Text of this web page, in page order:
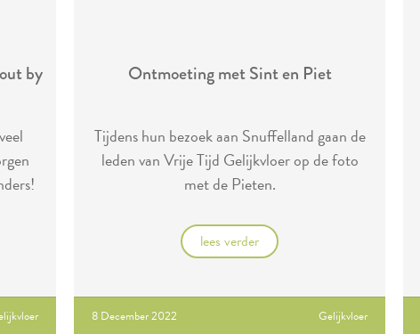
by
Ontmoeting met Sint en Piet
Tijdens hun bezoek aan Snuffelland gaan de
leden van Vrije Tijd Gelijkvloer op de foto
met de Pieten.
lees verder
8 December 2022 Gelijkvloer